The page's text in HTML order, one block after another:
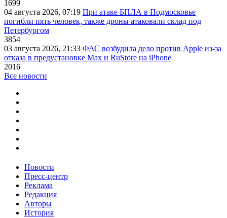
1699
04 августа 2026, 07:19 При атаке БПЛА в Подмосковье
погибли пять человек, также дроны атаковали склад под
Петербургом
3854
03 августа 2026, 21:33 ФАС возбудила дело против Apple из-за
отказа в предустановке Max и RuStore на iPhone
2016
Все новости
Новости
Пресс-центр
Реклама
Редакция
Авторы
История